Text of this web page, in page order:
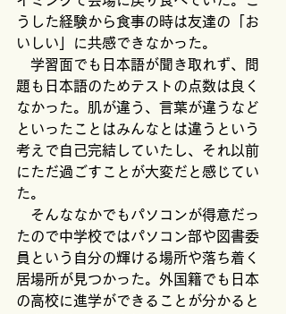
うした経験から食事の時は友達の「お
いしい」に共感できなかった。
学習面でも日本語が聞き取れず、問
題も日本語のためテストの点数は良く
なかった。肌が違う、言葉が違うなど
といったことはみんなとは違うという
考えで自己完結していたし、それ以前
にただ過ごすことが大変だと感じてい
た。
そんななかでもパソコンが得意だっ
たので中学校ではパソコン部や図書委
員という自分の輝ける場所や落ち着く
居場所が見つかった。外国籍でも日本
の高校に進学ができることが分かると